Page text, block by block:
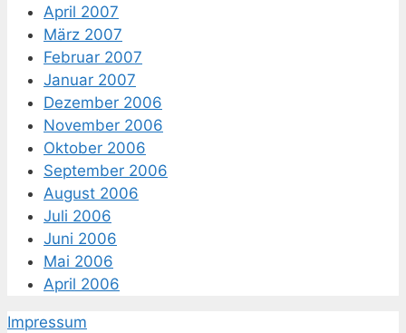
April 2007
März 2007
Februar 2007
Januar 2007
Dezember 2006
November 2006
Oktober 2006
September 2006
August 2006
Juli 2006
Juni 2006
Mai 2006
April 2006
Impressum